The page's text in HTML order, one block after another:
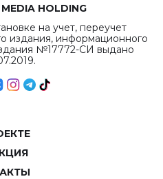
HOLDING
на учет, переучет
издания, информационного
№17772-СИ выдано